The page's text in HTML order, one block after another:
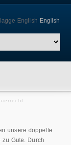
English
unsere doppelte
zu Gute. Durch